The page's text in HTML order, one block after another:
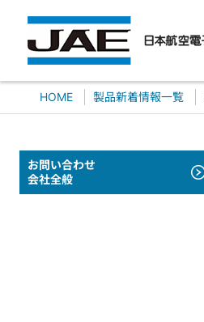
HOME 製品新着情報一覧
お問い合わせ
会社全般